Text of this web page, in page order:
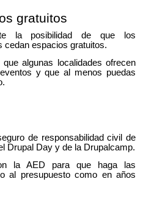
gratuitos
la posibilidad de que los
cedan espacios gratuitos.
algunas localidades ofrecen
y que al menos puedas
de responsabilidad civil de
Drupal Day y de la Drupalcamp.
la AED para que haga las
al presupuesto como en años